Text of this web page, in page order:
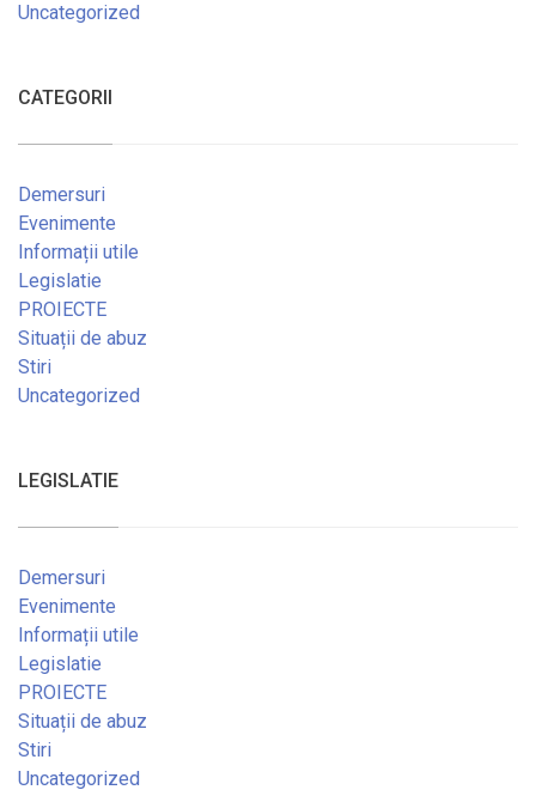
Uncategorized
CATEGORII
Demersuri
Evenimente
Informații utile
Legislatie
PROIECTE
Situații de abuz
Stiri
Uncategorized
LEGISLATIE
Demersuri
Evenimente
Informații utile
Legislatie
PROIECTE
Situații de abuz
Stiri
Uncategorized